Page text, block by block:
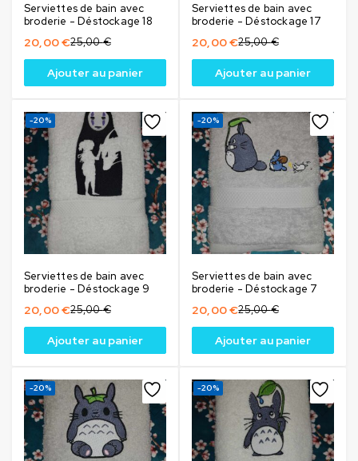
Serviettes de bain avec
broderie - Déstockage 18
25,00€
20,00€
Ajouter au panier
Serviettes de bain avec
broderie - Déstockage 17
25,00€
20,00€
Ajouter au panier
-20%
Serviettes de bain avec
broderie - Déstockage 9
25,00€
20,00€
Ajouter au panier
-20%
Serviettes de bain avec
broderie - Déstockage 7
25,00€
20,00€
Ajouter au panier
-20% -20%